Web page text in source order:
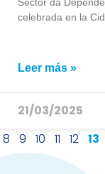
celebrada en la
Leer más »
21/03/2025
8 9 10 11 12 13